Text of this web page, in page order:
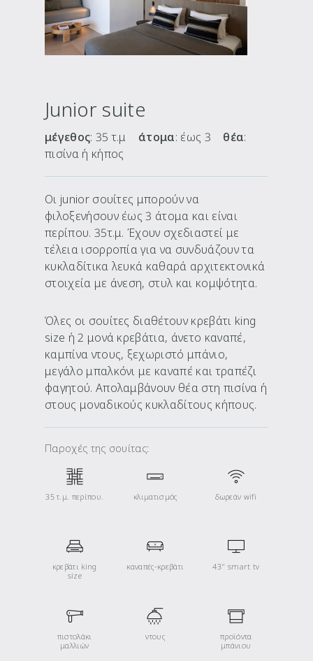
Junior suite
μέγεθος: 35 τ.μ άτομα: έως 3 θέα:
πισίνα ή κήπος
Οι junior σουίτες μπορούν να
φιλοξενήσουν έως 3 άτομα και είναι
περίπου. 35τ.μ. Έχουν σχεδιαστεί με
τέλεια ισορροπία για να συνδυάζουν τα
κυκλαδίτικα λευκά καθαρά αρχιτεκτονικά
στοιχεία με άνεση, στυλ και κομψότητα.
Όλες οι σουίτες διαθέτουν κρεβάτι king
size ή 2 μονά κρεβάτια, άνετο καναπέ,
καμπίνα ντους, ξεχωριστό μπάνιο,
μεγάλο μπαλκόνι με καναπέ και τραπέζι
φαγητού. Απολαμβάνουν θέα στη πισίνα ή
στους μοναδικούς κυκλαδίτους κήπους.
Παροχές της σουίτας:
35 τ.μ. περίπου. κλιματισμός δωρεάν wifi
κρεβάτι king
size
καναπές-κρεβάτι 43" smart tv
πιστολάκι
μαλλιών
ντους
προϊόντα
μπάνιου